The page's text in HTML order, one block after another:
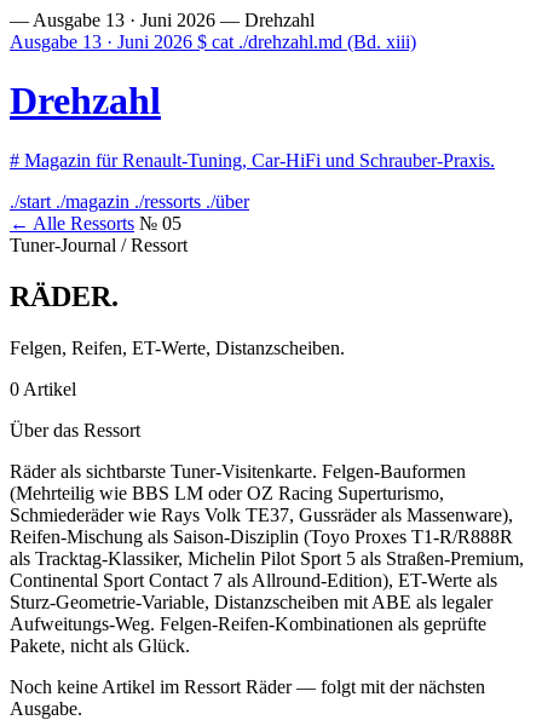
— Ausgabe 13 · Juni 2026 — Drehzahl
Ausgabe 13 · Juni 2026 $ cat ./drehzahl.md (Bd. xiii)
Drehzahl
# Magazin für Renault-Tuning, Car-HiFi und Schrauber-Praxis.
./start ./magazin ./ressorts ./über
← Alle Ressorts № 05
Tuner-Journal / Ressort
RÄDER.
Felgen, Reifen, ET-Werte, Distanzscheiben.
0 Artikel
Über das Ressort
Räder als sichtbarste Tuner-Visitenkarte. Felgen-Bauformen
(Mehrteilig wie BBS LM oder OZ Racing Superturismo,
Schmiederäder wie Rays Volk TE37, Gussräder als Massenware),
Reifen-Mischung als Saison-Disziplin (Toyo Proxes T1-R/R888R
als Tracktag-Klassiker, Michelin Pilot Sport 5 als Straßen-Premium,
Continental Sport Contact 7 als Allround-Edition), ET-Werte als
Sturz-Geometrie-Variable, Distanzscheiben mit ABE als legaler
Aufweitungs-Weg. Felgen-Reifen-Kombinationen als geprüfte
Pakete, nicht als Glück.
Noch keine Artikel im Ressort Räder — folgt mit der nächsten
Ausgabe.